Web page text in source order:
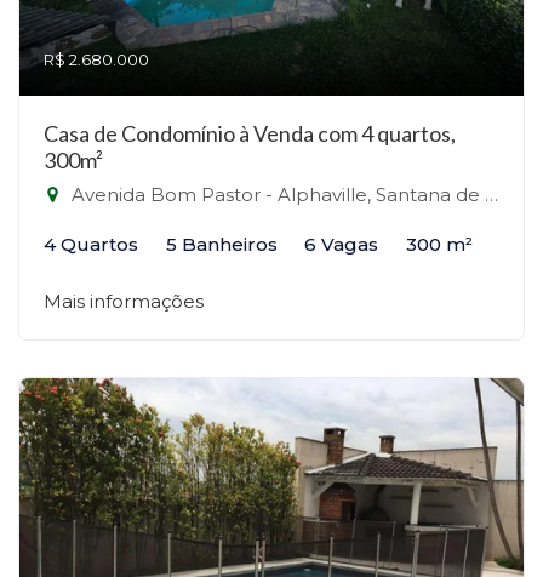
R$ 2.680.000
Casa de Condomínio à Venda com 4 quartos,
300m²
Avenida Bom Pastor - Alphaville, Santana de Parnaíba-SP
4 Quartos 5 Banheiros 6 Vagas 300 m²
Mais informações